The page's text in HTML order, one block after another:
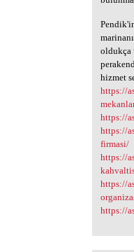
oldukça
hizmet
https://
https://
https://
firmasi/
https://
https://
https://